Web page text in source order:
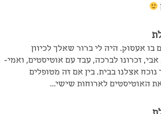
אעסוק. היה לי ברור שאלך לכיוון
זכרונו לברכה, עבד עם אוטיסטים, ואמי-
אצלנו בבית. בין אם זה מטופלים
האוטיסטים לארוחות שישי…